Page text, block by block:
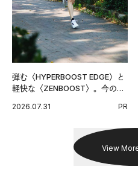
弾む〈HYPERBOOST EDGE〉と
軽快な〈ZENBOOST〉。今の時
出した新機軸。
2026.07.31 PR
View